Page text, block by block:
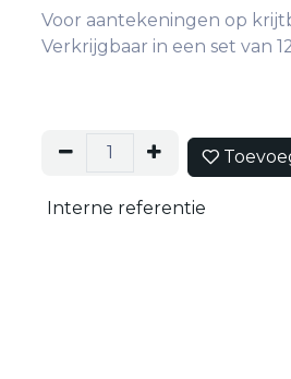
Voor aantekeningen op
Verkrijgbaar in een set van
Interne referentie